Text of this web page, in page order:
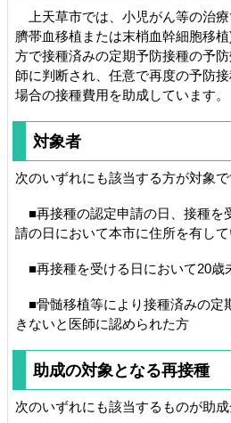
上天草市では、小児がん等の治療
臍帯血移植または末梢血幹細胞移
方で接種済みの定期予防接種の予
師に判断され、任意で再度の予防
場合の接種費用を助成しています。
対象者
次のいずれにも該当する方が対象で
■再接種の認定申請の日、接種を
請の日において本市に住所を有し
■再接種を受ける日において20歳
■骨髄移植等により接種済みの定
きないと医師に認められた方
助成の対象となる再接種
次のいずれにも該当するものが助成